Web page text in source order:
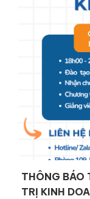
THÔNG BÁO
TRỊ KINH